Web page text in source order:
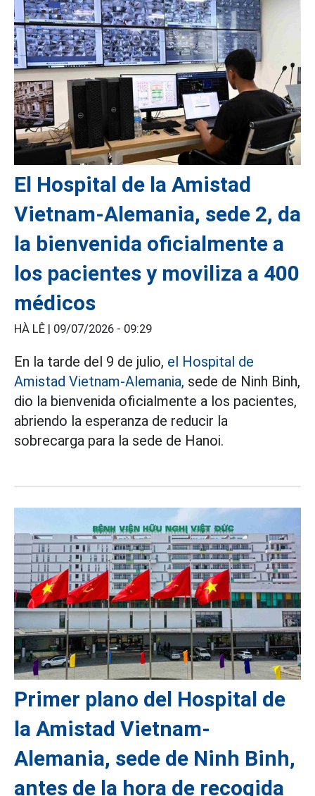
El Hospital de la Amistad
Vietnam-Alemania, sede 2, da
la bienvenida oficialmente a
los pacientes y moviliza a 400
médicos
HÀ LÊ | 09/07/2026 - 09:29
En la tarde del 9 de julio, el Hospital de
Amistad Vietnam-Alemania, sede de Ninh Binh,
dio la bienvenida oficialmente a los pacientes,
abriendo la esperanza de reducir la
sobrecarga para la sede de Hanoi.
Primer plano del Hospital de
la Amistad Vietnam-
Alemania, sede de Ninh Binh,
antes de la hora de recogida